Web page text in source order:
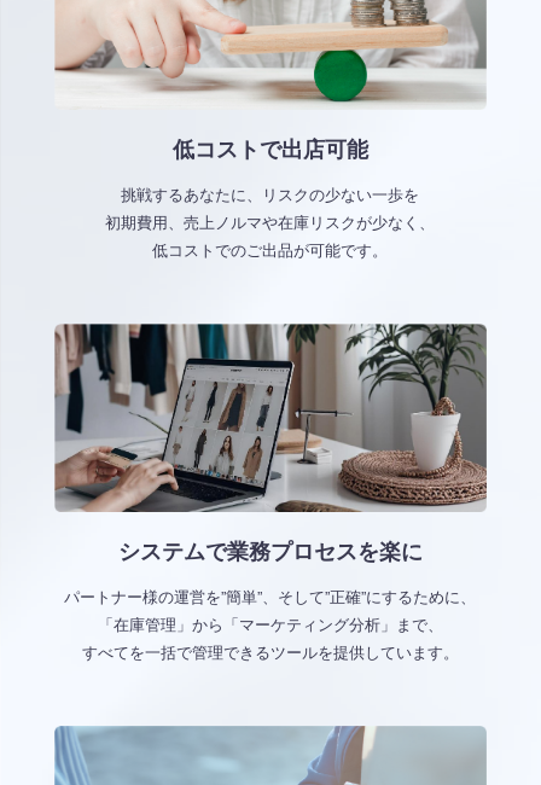
低コストで出店可能
挑戦するあなたに、リスクの少ない一歩を
初期費用、売上ノルマや在庫リスクが少なく、
低コストでのご出品が可能です。
システムで業務プロセスを楽に
パートナー様の運営を”簡単”、そして”正確”にするために、
「在庫管理」から「マーケティング分析」まで、
すべてを一括で管理できるツールを提供しています。